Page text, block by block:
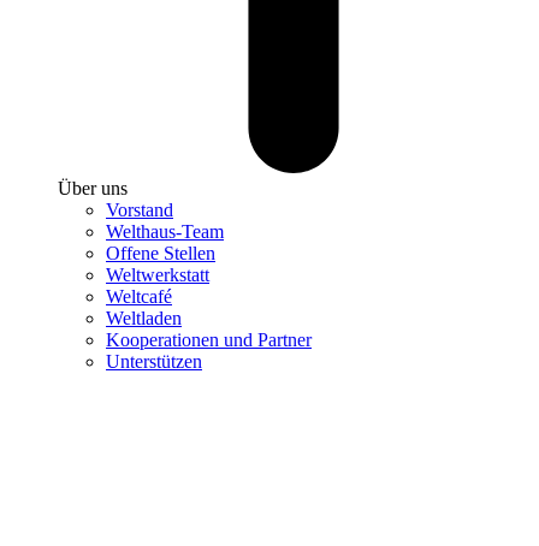
Über uns
Vorstand
Welthaus-Team
Offene Stellen
Weltwerkstatt
Weltcafé
Weltladen
Kooperationen und Partner
Unterstützen